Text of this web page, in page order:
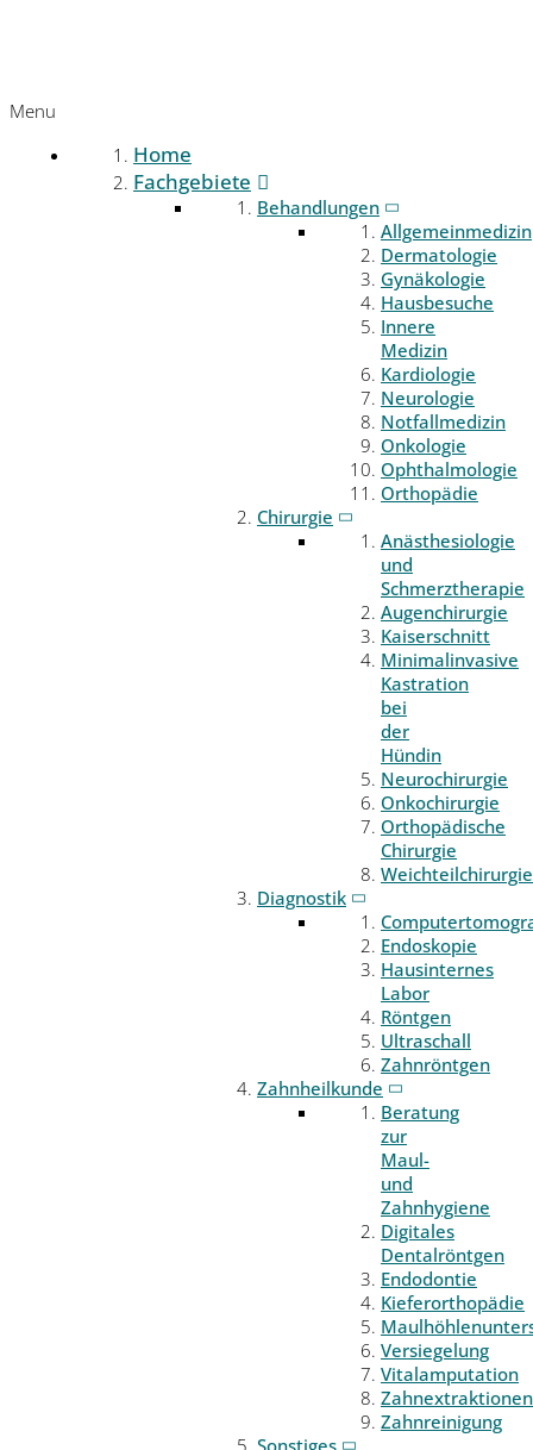
Menu
Home
Fachgebiete
Behandlungen
Allgemeinmedizin
Dermatologie
Gynäkologie
Hausbesuche
Innere
Medizin
Kardiologie
Neurologie
Notfallmedizin
Onkologie
Ophthalmologie
Orthopädie
Chirurgie
Anästhesiologie
und
Schmerztherapie
Augenchirurgie
Kaiserschnitt
Minimalinvasive
Kastration
bei
der
Hündin
Neurochirurgie
Onkochirurgie
Orthopädische
Chirurgie
Weichteilchirurgie
Diagnostik
Endoskopie
Hausinternes
Labor
Röntgen
Ultraschall
Zahnröntgen
Zahnheilkunde
Beratung
zur
Maul-
und
Zahnhygiene
Digitales
Dentalröntgen
Endodontie
Kieferorthopädie
Versiegelung
Vitalamputation
Zahnextraktionen
Zahnreinigung
Sonstiges